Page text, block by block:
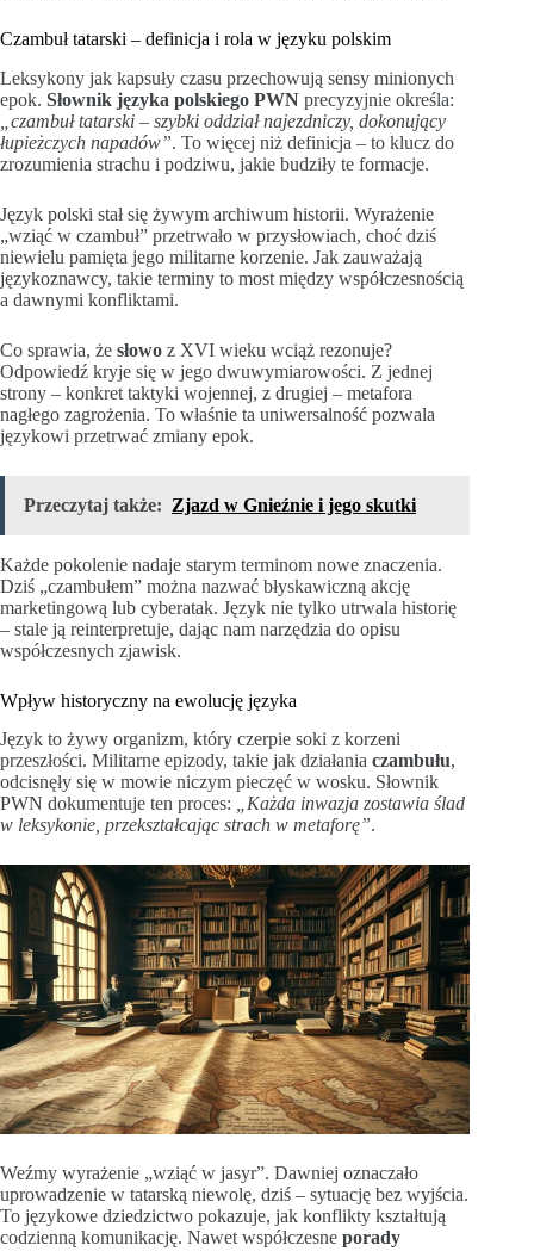
Czambuł tatarski – definicja i rola w języku polskim
Leksykony jak kapsuły czasu przechowują sensy minionych
epok. Słownik języka polskiego PWN precyzyjnie określa:
„czambuł tatarski – szybki oddział najezdniczy, dokonujący
łupieżczych napadów”. To więcej niż definicja – to klucz do
zrozumienia strachu i podziwu, jakie budziły te formacje.
Język polski stał się żywym archiwum historii. Wyrażenie
„wziąć w czambuł” przetrwało w przysłowiach, choć dziś
niewielu pamięta jego militarne korzenie. Jak zauważają
językoznawcy, takie terminy to most między współczesnością
a dawnymi konfliktami.
Co sprawia, że słowo z XVI wieku wciąż rezonuje?
Odpowiedź kryje się w jego dwuwymiarowości. Z jednej
strony – konkret taktyki wojennej, z drugiej – metafora
nagłego zagrożenia. To właśnie ta uniwersalność pozwala
językowi przetrwać zmiany epok.
Przeczytaj także: Zjazd w Gnieźnie i jego skutki
Każde pokolenie nadaje starym terminom nowe znaczenia.
Dziś „czambułem” można nazwać błyskawiczną akcję
marketingową lub cyberatak. Język nie tylko utrwala historię
– stale ją reinterpretuje, dając nam narzędzia do opisu
współczesnych zjawisk.
Wpływ historyczny na ewolucję języka
Język to żywy organizm, który czerpie soki z korzeni
przeszłości. Militarne epizody, takie jak działania czambułu,
odcisnęły się w mowie niczym pieczęć w wosku. Słownik
PWN dokumentuje ten proces: „Każda inwazja zostawia ślad
w leksykonie, przekształcając strach w metaforę”.
Weźmy wyrażenie „wziąć w jasyr”. Dawniej oznaczało
uprowadzenie w tatarską niewolę, dziś – sytuację bez wyjścia.
To językowe dziedzictwo pokazuje, jak konflikty kształtują
codzienną komunikację. Nawet współczesne porady